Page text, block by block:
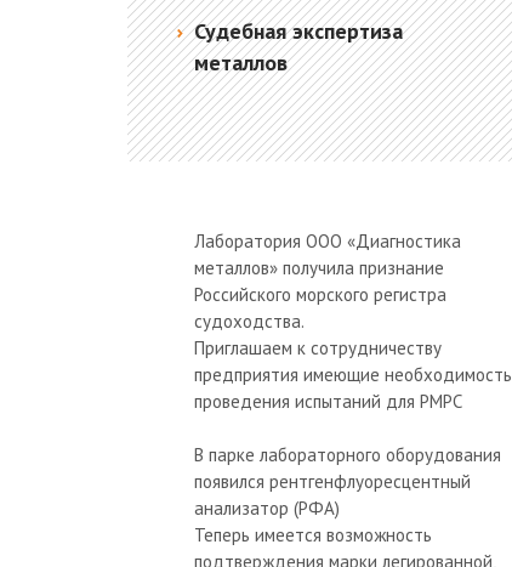
Судебная экспертиза
металлов
Лаборатория ООО «Диагностика
металлов» получила признание
Российского морского регистра
судоходства.
Приглашаем к сотрудничеству
предприятия имеющие необходимость
проведения испытаний для РМРС
В парке лабораторного оборудования
появился рентгенфлуоресцентный
анализатор (РФА)
Теперь имеется возможность
подтверждения марки легированной,